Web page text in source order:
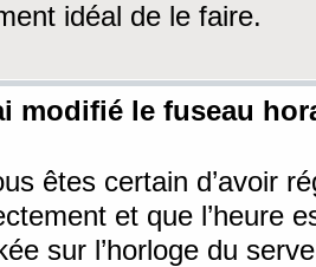
idéal de le faire.
modifié le fuseau
êtes certain d’avoir
et que l’heure
sur l’horloge du